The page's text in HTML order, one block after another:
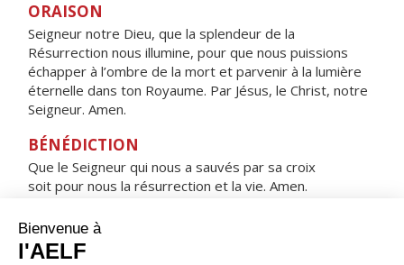
ORAISON
Seigneur notre Dieu, que la splendeur de la
Résurrection nous illumine, pour que nous puissions
échapper à l’ombre de la mort et parvenir à la lumière
éternelle dans ton Royaume. Par Jésus, le Christ, notre
Seigneur. Amen.
BÉNÉDICTION
Que le Seigneur qui nous a sauvés par sa croix
soit pour nous la résurrection et la vie. Amen.
HYMNE : SOUS L'ABRI DE TA MISÉRICORDE
Sous l'abri de ta miséricorde,